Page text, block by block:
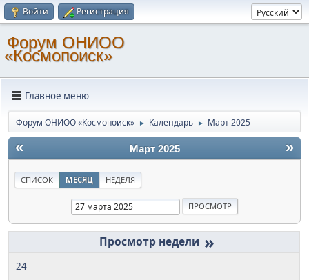
Войти Регистрация
Форум ОНИОО
«Космопоиск»
Главное меню
Форум ОНИОО «Космопоиск» ► Календарь ► Март 2025
« »
Март 2025
СПИСОК МЕСЯЦ НЕДЕЛЯ
»
24